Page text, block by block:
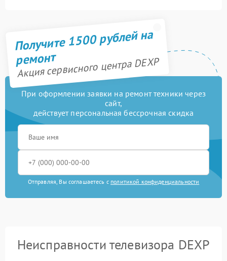
Получите 1500 рублей на
ремонт
Акция сервисного центра DEXP
При оформлении заявки на ремонт техники через
сайт,
действует персональная бессрочная скидка
Отправляя, Вы соглашаетесь с политикой конфиденциальности
Неисправности телевизора DEXP